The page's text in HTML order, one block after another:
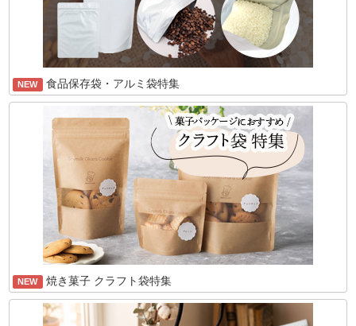
NEW 食品保存袋・アルミ袋特集
NEW 焼き菓子 クラフト袋特集